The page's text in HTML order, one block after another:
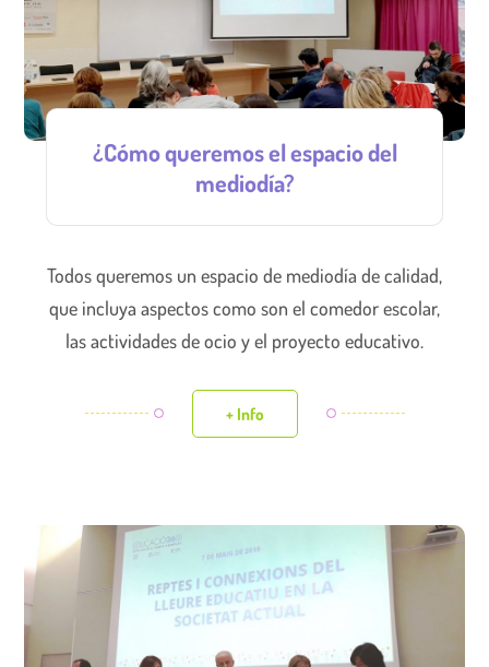
¿Cómo queremos el espacio del
mediodía?
Todos queremos un espacio de mediodía de calidad,
que incluya aspectos como son el comedor escolar,
las actividades de ocio y el proyecto educativo.
+ Info